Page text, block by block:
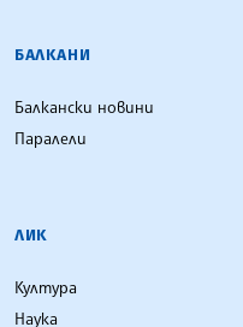
БАЛКАНИ
Балкански новини
Паралели
ЛИК
Култура
Наука